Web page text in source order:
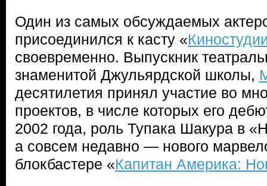
Один из самых обсуждаемых
присоединился к касту «
своевременно. Выпускник
знаменитой Джульярдской школы,
десятилетия принял участие во
проектов, в числе которых его
2002 года, роль Тупака Шакура в
а совсем недавно — нового
блокбастере «Капитан Америка: